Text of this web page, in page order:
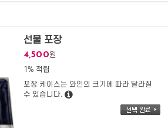
선물 포장
4,500원
1% 적립
포장 케이스는 와인의 크기에 따라 달라질
수 있습니다.